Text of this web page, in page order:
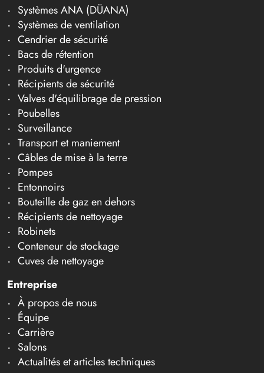
Systèmes ANA (DÜANA)
Systèmes de ventilation
Cendrier de sécurité
Bacs de rétention
Produits d'urgence
Récipients de sécurité
Valves d'équilibrage de pression
Poubelles
Surveillance
Transport et maniement
Câbles de mise à la terre
Pompes
Entonnoirs
Bouteille de gaz en dehors
Récipients de nettoyage
Robinets
Conteneur de stockage
Cuves de nettoyage
Entreprise
À propos de nous
Équipe
Carrière
Salons
Actualités et articles techniques